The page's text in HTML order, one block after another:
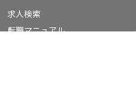
求人検索
転職マニュアル